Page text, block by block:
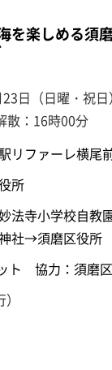
を楽しめる須
日（日曜・祝日）
：16時00分
リファーレ横尾
所
法寺小学校自教
社→須磨区役所
ト 協力：須磨